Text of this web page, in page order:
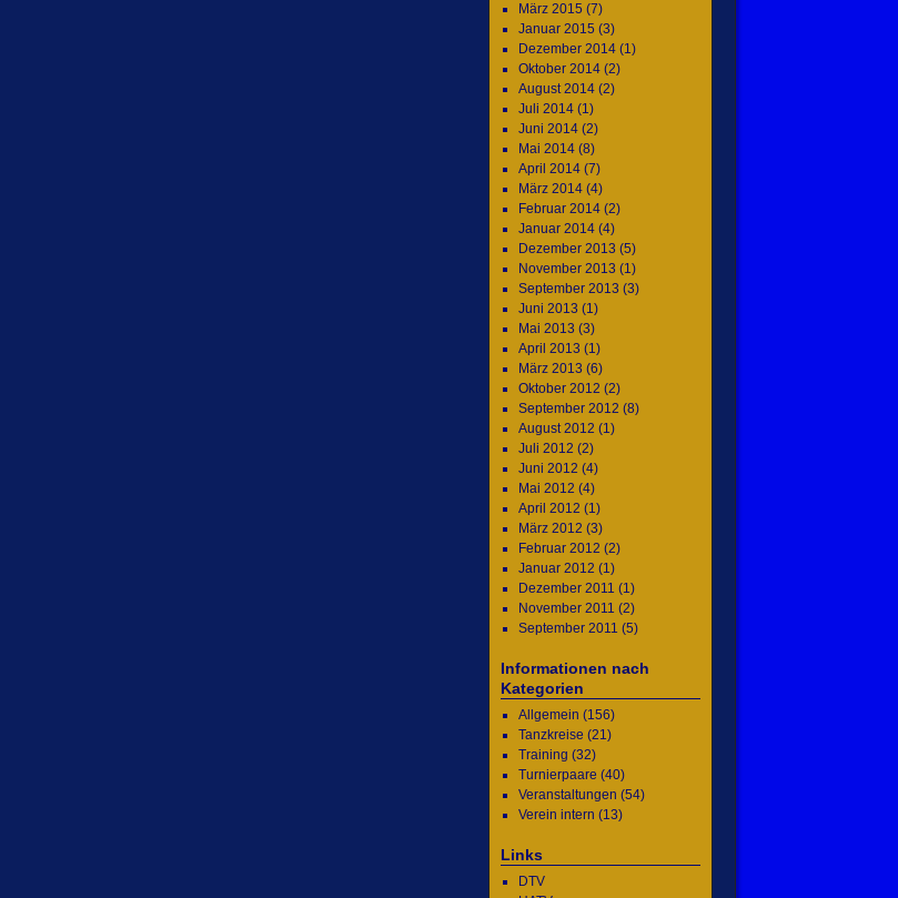
März 2015 (7)
Januar 2015 (3)
Dezember 2014(1)
Oktober 2014(2)
August 2014(2)
Juli 2014(1)
Juni 2014(2)
Mai 2014(8)
April 2014(7)
März 2014(4)
Februar 2014(2)
Januar 2014(4)
Dezember 2013 (5)
November 2013 (1)
September 2013 (3)
Juni 2013 (1)
Mai 2013 (3)
April 2013 (1)
März 2013 (6)
Oktober 2012 (2)
September 2012 (8)
August 2012 (1)
Juli 2012 (2)
Juni 2012 (4)
Mai 2012 (4)
April 2012 (1)
März 2012 (3)
Februar 2012 (2)
Januar 2012 (1)
Dezember 2011 (1)
November 2011 (2)
September 2011 (5)
Informationen nach
Kategorien
Allgemein (156)
Tanzkreise (21)
Training (32)
Turnierpaare (40)
Veranstaltungen (54)
Verein intern (13)
Links
DTV